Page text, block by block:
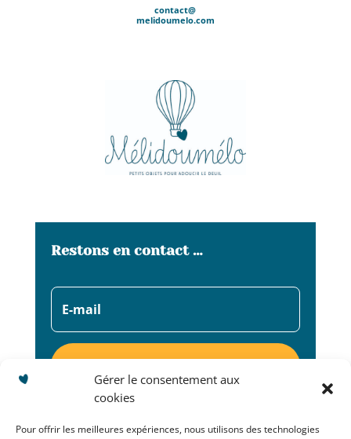
Gérer le consentement aux
cookies
Pour offrir les meilleures expériences, nous utilisons des technologies
contact@
melidoumelo.com
Restons en contact …